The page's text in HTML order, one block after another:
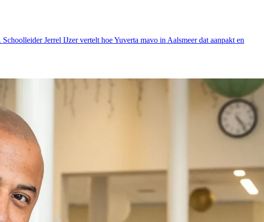
Jerrel IJzer vertelt hoe Yuverta mavo in Aalsmeer dat aanpakt en